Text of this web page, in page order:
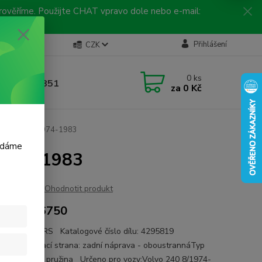
Použijte CHAT vpravo dole nebo e-mail:
Kontakty CZK Přihlášení
linka
792 217 851
9-16 hod.)
0 ks
za 0 Kč
240 1974-1983
1983
Ohodnotit produkt
1206750
LESJÖFORS Katalogové číslo dílu: 4295819
strana: zadní náprava - oboustrannáTyp
šroubovitá pružina Určeno pro vozy:Volvo 240 8/1974-